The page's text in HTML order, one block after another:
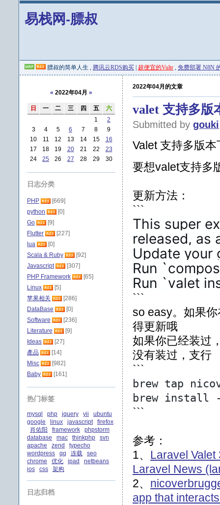
易栈网-膘叔
膘叔的简单人生 , 腾讯云RDS购买 超便宜的Vultr , 免费部署 N8N
2022年04月的文章
valet 支持多版
Submitted by gouki
Valet 支持多版
要想valet支持多
更新方法：
```
This super
released, as
Update your
Run
Run `valet
```
so easy。如果
得更新哦
如果你已经装过
没有装过，支行
```
brew tap
brew install
```
参考：
1、 Laravel
Laravel News
2、
app that
« 2022年04月 »
日 一 二 三 四 五
六
1
2
3
4 5 6 7 8
9
10
11 12 13 14 15
16
17
18 19 20 21 22
23
24
25 26 27 28 29 30
日志分类
PHP
[669]
python
[0]
Go
[9]
Flutter
[227]
lua
[0]
Scala & Ruby
[92]
Javascript
[307]
PHP Framework
[65]
Linux
[5]
苹果相关
[286]
DataBase
[0]
Software
[236]
Literature
[9]
Ideas
[27]
產品
[14]
Misc
[982]
Baby
[161]
热门标签
mysql php jquery yii
ubuntu
google
linux javascript
firefox
肖佑阳
framework
phpstorm
database
mac thinkphp
svn
apache
zend
typecho
wordpress
qq 连载
seo
chrome
优化 ipad
netbeans
ios
css 架构
日志归档